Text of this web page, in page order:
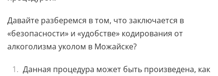
Давайте разберемся в том, что заключается в
«безопасности» и «удобстве» кодирования от
алкоголизма уколом в Можайске?
Данная процедура может быть произведена, как